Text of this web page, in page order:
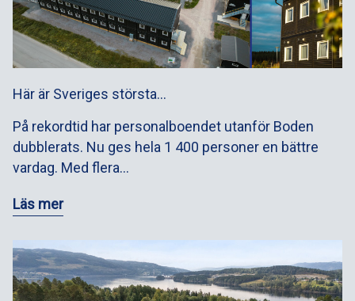
Här är Sveriges största…
På rekordtid har personalboendet utanför Boden
dubblerats. Nu ges hela 1 400 personer en bättre
vardag. Med flera…
Läs mer